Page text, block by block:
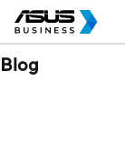
Blog